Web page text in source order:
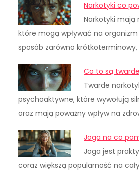
Narkotyki co
Narkotyki mają
które mogą wpływać na organizm
sposób zarówno krótkoterminowy,
Co to są
Twarde
psychoaktywne, które wywołują
oraz mają poważny wpływ na
Joga na co
Joga jest
coraz większą popularność na